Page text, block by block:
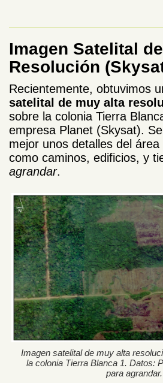
Imagen Satelital
Resolución
Recientemente, obtuvimos
satelital de muy alta
sobre la colonia Tierra
empresa Planet (Skysat).
mejor unos detalles del
como caminos, edificios, y
agrandar.
Imagen satelital de muy alta
la colonia Tierra Blanca 1. Datos:
para agrandar.